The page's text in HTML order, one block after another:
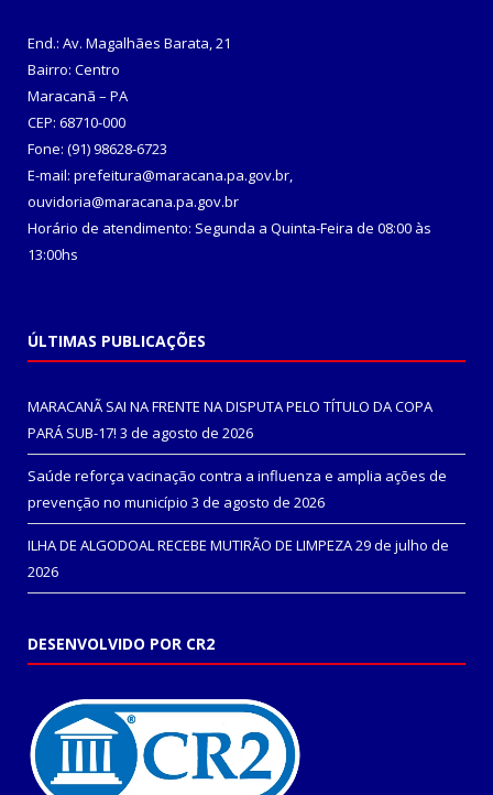
End.: Av. Magalhães Barata, 21
Bairro: Centro
Maracanã – PA
CEP: 68710-000
Fone: (91) 98628-6723
E-mail: prefeitura@maracana.pa.gov.br,
ouvidoria@maracana.pa.gov.br
Horário de atendimento: Segunda a Quinta-Feira de 08:00 às
13:00hs
ÚLTIMAS PUBLICAÇÕES
MARACANÃ SAI NA FRENTE NA DISPUTA PELO TÍTULO DA COPA
PARÁ SUB-17! 3 de agosto de 2026
Saúde reforça vacinação contra a influenza e amplia ações de
prevenção no município 3 de agosto de 2026
ILHA DE ALGODOAL RECEBE MUTIRÃO DE LIMPEZA29 de julho de
2026
DESENVOLVIDO POR CR2